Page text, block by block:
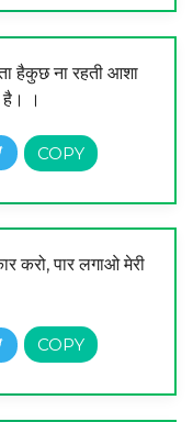
हैकुछ ना रहती आशा
है। ।
करो, पार लगाओ मेरी